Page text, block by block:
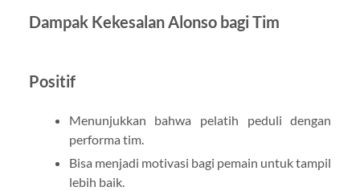
Dampak Kekesalan Alonso bagi Tim
Positif
Menunjukkan bahwa pelatih peduli dengan
performa tim.
Bisa menjadi motivasi bagi pemain untuk tampil
lebih baik.